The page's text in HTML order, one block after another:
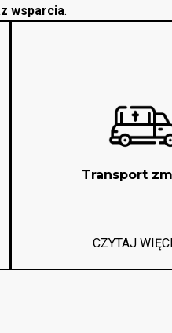
wsparcia.
Transport
CZYTAJ